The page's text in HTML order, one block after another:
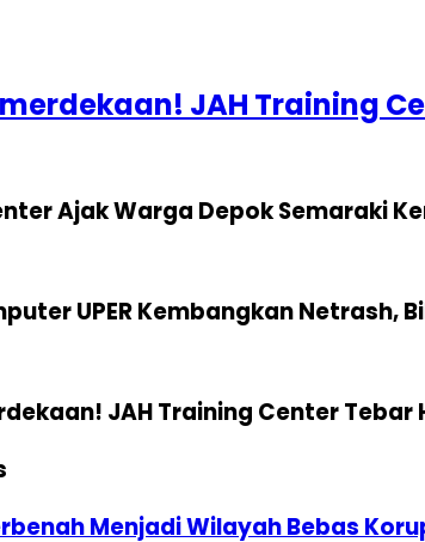
JAH Training
Ajak Warga Depok Semaraki
UPER Kembangkan Netrash,
JAH Training Center Tebar
Menjadi Wilayah Bebas